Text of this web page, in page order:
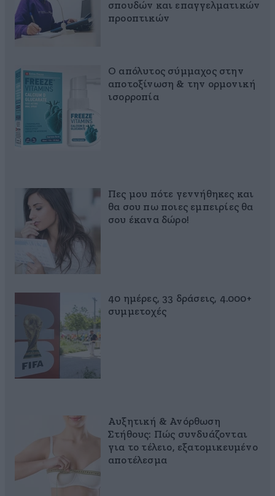
σπουδών και επαγγελματικών
προοπτικών
Ο απόλυτος σύμμαχος στην
αποτοξίνωση & την ορμονική
ισορροπία
Πες μου πότε γεννήθηκες και
θα σου πω ποιες εμπειρίες θα
σου έκανα δώρο!
40 ημέρες, 33 δράσεις, 4.000+
συμμετοχές
Αυξητική & Ανόρθωση
Στήθους: Πώς συνδυάζονται
για το τέλειο, εξατομικευμένο
αποτέλεσμα